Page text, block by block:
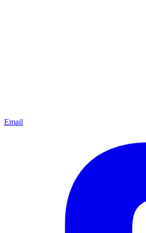
Email